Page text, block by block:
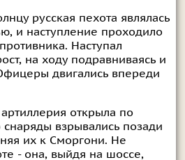
русская пехота являлась
и наступление проходило
Наступал
на ходу подравниваясь и
двигались впереди
открыла по
снаряды взрывались позади
их к Сморгони. Не
- она, выйдя на шоссе,